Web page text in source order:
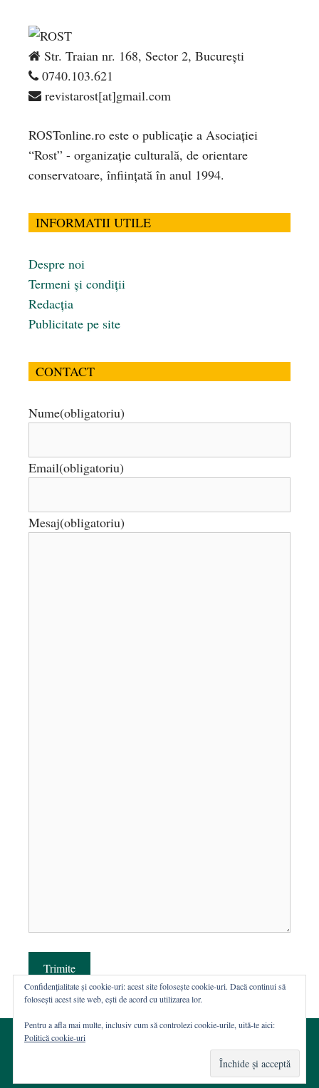
Str. Traian nr. 168, Sector 2, București
0740.103.621
revistarost[at]gmail.com
ROSTonline.ro este o publicaţie a Asociaţiei
“Rost” - organizaţie culturală, de orientare
conservatoare, înfiinţată în anul 1994.
INFORMATII UTILE
Despre noi
Termeni și condiții
Redacția
Publicitate pe site
CONTACT
Nume(obligatoriu)
Email(obligatoriu)
Mesaj(obligatoriu)
Trimite
Web hosting şi dezvoltare Wordpress:
Casa de WEB
Confidențialitate și cookie-uri: acest site folosește cookie-uri. Dacă continui să
folosești acest site web, ești de acord cu utilizarea lor.
Pentru a afla mai multe, inclusiv cum să controlezi cookie-urile, uită-te aici:
Politică cookie-uri